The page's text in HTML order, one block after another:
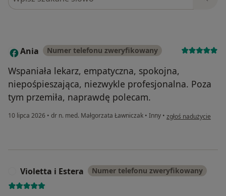
A Ania Numer telefonu zweryfikowany
Wspaniała lekarz, empatyczna, spokojna,
niepośpieszająca, niezwykle profesjonalna. Poza
tym przemiła, naprawdę polecam.
10 lipca 2026 • dr n. med. Małgorzata Ławniczak • Inny • w opinii użytkownika
zgłoś nadużycie
Violetta i Estera Numer telefonu zweryfikowany